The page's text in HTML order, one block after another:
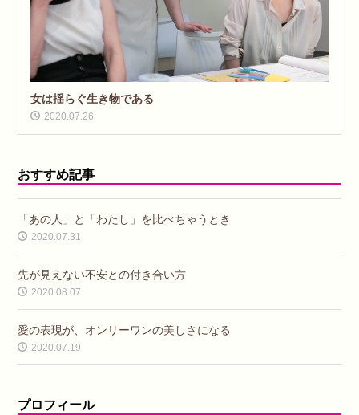
女は揺らぐ生き物である
2020.07.26
おすすめ記事
「あの人」と「わたし」を比べちゃうとき
2020.07.31
先が見えない不安との付き合い方
2020.08.07
愛の表現が、オンリーワンの美しさになる
2020.07.19
プロフィール